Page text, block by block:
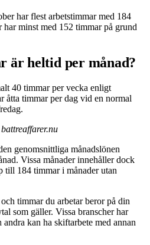
har flest arbetstimmar med 184
minst med 152 timmar på grund
är heltid per månad?
40 timmar per vecka enligt
åtta timmar per dag vid en normal
genomsnittliga månadslönen
Vissa månader innehåller dock
till 184 timmar i månader utan
timmar du arbetar beror på din
som gäller. Vissa branscher har
kan ha skiftarbete med annan